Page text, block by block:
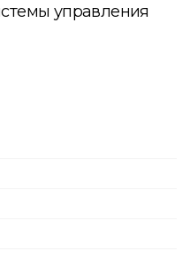
управления